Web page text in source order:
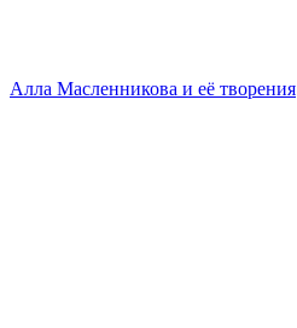
Алла Масленникова и её творения